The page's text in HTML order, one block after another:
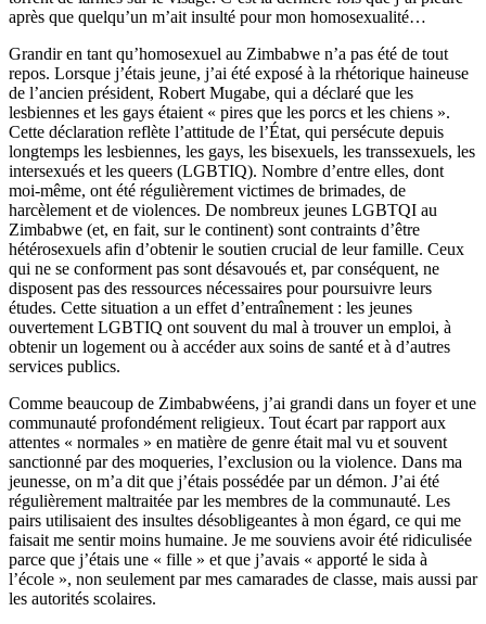
après que quelqu’un m’ait insulté pour mon homosexualité…
Grandir en tant qu’homosexuel au Zimbabwe n’a pas été de tout
repos. Lorsque j’étais jeune, j’ai été exposé à la rhétorique haineuse
de l’ancien président, Robert Mugabe, qui a déclaré que les
lesbiennes et les gays étaient « pires que les porcs et les chiens ».
Cette déclaration reflète l’attitude de l’État, qui persécute depuis
longtemps les lesbiennes, les gays, les bisexuels, les transsexuels, les
intersexués et les queers (LGBTIQ). Nombre d’entre elles, dont
moi-même, ont été régulièrement victimes de brimades, de
harcèlement et de violences. De nombreux jeunes LGBTQI au
Zimbabwe (et, en fait, sur le continent) sont contraints d’être
hétérosexuels afin d’obtenir le soutien crucial de leur famille. Ceux
qui ne se conforment pas sont désavoués et, par conséquent, ne
disposent pas des ressources nécessaires pour poursuivre leurs
études. Cette situation a un effet d’entraînement : les jeunes
ouvertement LGBTIQ ont souvent du mal à trouver un emploi, à
obtenir un logement ou à accéder aux soins de santé et à d’autres
services publics.
Comme beaucoup de Zimbabwéens, j’ai grandi dans un foyer et une
communauté profondément religieux. Tout écart par rapport aux
attentes « normales » en matière de genre était mal vu et souvent
sanctionné par des moqueries, l’exclusion ou la violence. Dans ma
jeunesse, on m’a dit que j’étais possédée par un démon. J’ai été
régulièrement maltraitée par les membres de la communauté. Les
pairs utilisaient des insultes désobligeantes à mon égard, ce qui me
faisait me sentir moins humaine. Je me souviens avoir été ridiculisée
parce que j’étais une « fille » et que j’avais « apporté le sida à
l’école », non seulement par mes camarades de classe, mais aussi par
les autorités scolaires.